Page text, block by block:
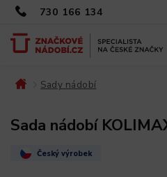
730 166 134
Sady nádobí
Sada nádobí
Český výrobek